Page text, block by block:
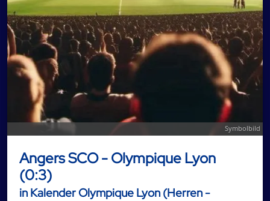
Symbolbild
Angers SCO - Olympique Lyon
(0:3)
in Kalender Olympique Lyon (Herren -